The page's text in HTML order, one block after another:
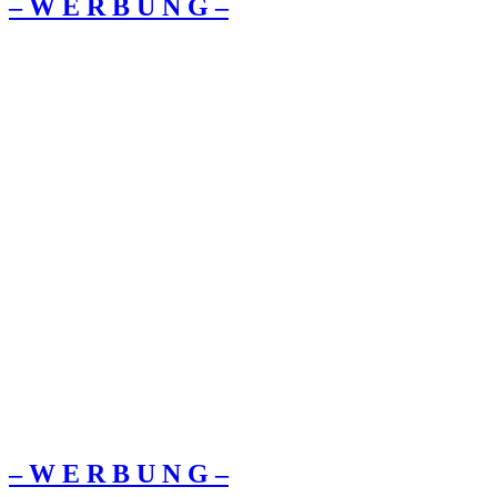
– W Ε R Β U Ν G –
– W Ε R Β U Ν G –